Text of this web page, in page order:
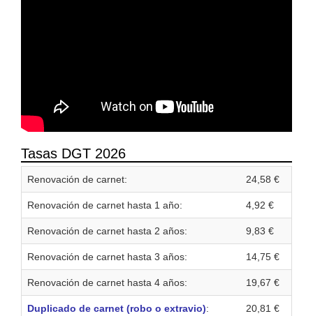
Tasas DGT 2026
Renovación de carnet: 24,58 €
Renovación de carnet hasta 1 año: 4,92 €
Renovación de carnet hasta 2 años: 9,83 €
Renovación de carnet hasta 3 años: 14,75 €
Renovación de carnet hasta 4 años: 19,67 €
Duplicado de carnet (robo o extravio): 20,81 €